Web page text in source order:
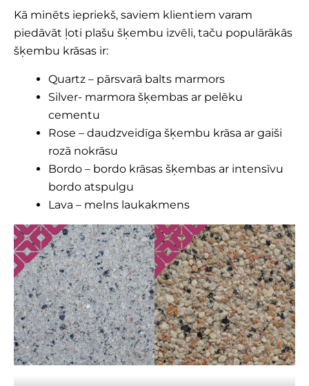
Kā minēts iepriekš, saviem klientiem varam
piedāvāt ļoti plašu šķembu izvēli, taču populārākās
šķembu krāsas ir:
Quartz – pārsvarā balts marmors
Silver- marmora šķembas ar pelēku
cementu
Rose – daudzveidīga šķembu krāsa ar gaiši
rozā nokrāsu
Bordo – bordo krāsas šķembas ar intensīvu
bordo atspulgu
Lava – melns laukakmens